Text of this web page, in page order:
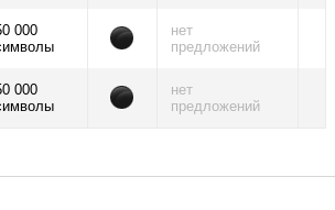
000
нет
предложений
000
нет
предложений